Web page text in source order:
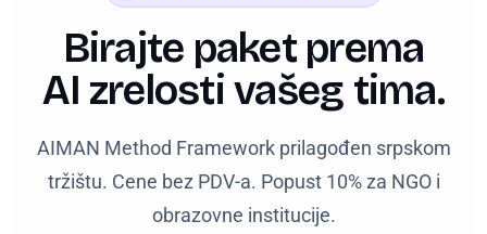
Birajte paket prema
AI zrelosti vašeg tima.
AIMAN Method Framework prilagođen srpskom
tržištu. Cene bez PDV-a. Popust 10% za NGO i
obrazovne institucije.